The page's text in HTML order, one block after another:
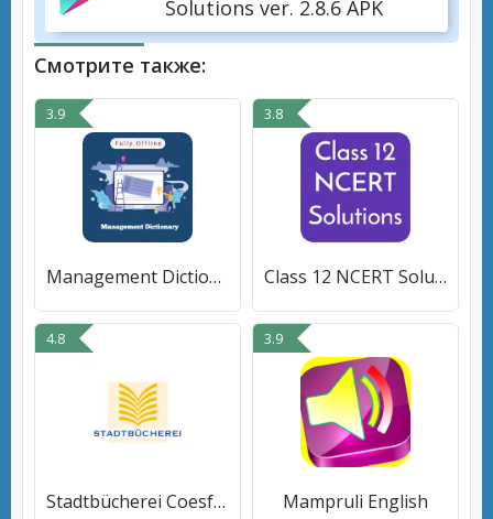
Solutions ver. 2.8.6 APK
Смотрите также:
3.9
Management Dictionary
3.8
Class 12 NCERT Solutions
4.8
Stadtbücherei Coesfeld
3.9
Mampruli English